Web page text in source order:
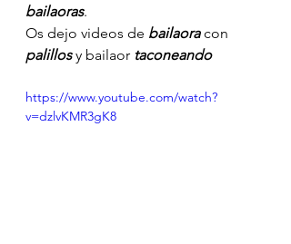
bailaoras.
Os dejo videos de bailaora con
palillos y bailaor taconeando
https://www.youtube.com/watch?
v=dzlvKMR3gK8